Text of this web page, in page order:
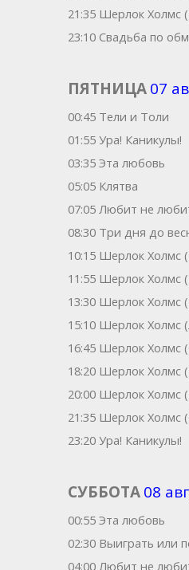
21:35 Шерлок Холмс
23:10 Свадьба по
ПЯТНИЦА07
00:45 Тели и Толи
01:55 Ура! Каникулы!
03:35 Эта любовь
05:05 Клятва
07:05 Любит не
08:30 Три дня до
10:15 Шерлок Холмс
11:55 Шерлок Холмс
13:30 Шерлок Холмс
15:10 Шерлок
16:45 Шерлок Холмс
18:20 Шерлок Холмс
20:00 Шерлок Холмс
21:35 Шерлок Холмс
23:20 Ура! Каникулы!
СУББОТА08
00:55 Эта любовь
02:30 Выиграть или
04:00 Любит не